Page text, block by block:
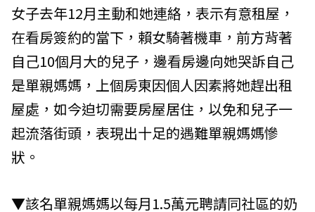
女子去年12月主動和她連絡，表示有意租屋，
在看房簽約的當下，賴女騎著機車，前方背著
自己10個月大的兒子，邊看房邊向她哭訴自己
是單親媽媽，上個房東因個人因素將她趕出租
屋處，如今迫切需要房屋居住，以免和兒子一
起流落街頭，表現出十足的遇難單親媽媽慘
狀。
▼該名單親媽媽以每月1.5萬元聘請同社區的奶